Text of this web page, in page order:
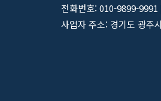
전화번호: 010-9899-
사업자 주소: 경기도 광주시